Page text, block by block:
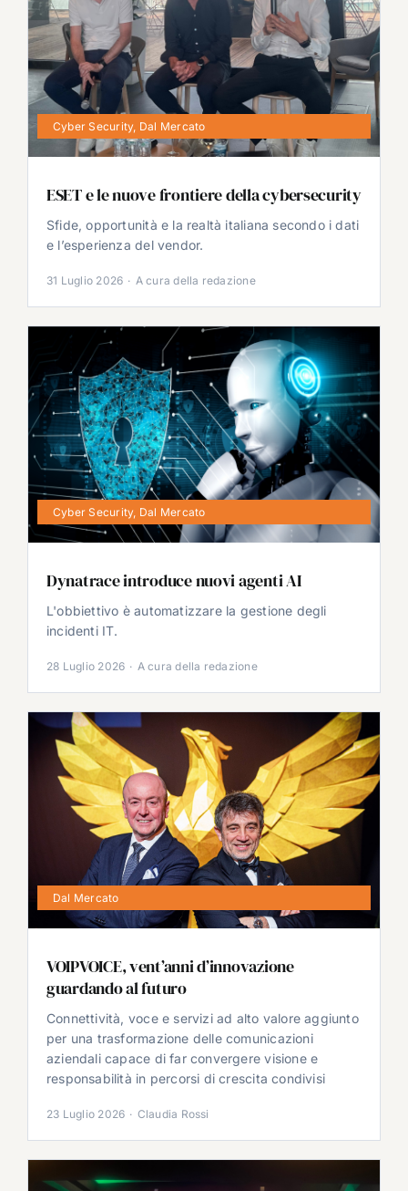
Cyber Security, Dal Mercato
ESET e le nuove frontiere della cybersecurity
Sfide, opportunità e la realtà italiana secondo i dati
e l’esperienza del vendor.
31 Luglio 2026 · A cura della redazione
Cyber Security, Dal Mercato
Dynatrace introduce nuovi agenti AI
L'obbiettivo è automatizzare la gestione degli
incidenti IT.
28 Luglio 2026 · A cura della redazione
Dal Mercato
VOIPVOICE, vent’anni d’innovazione
guardando al futuro
Connettività, voce e servizi ad alto valore aggiunto
per una trasformazione delle comunicazioni
aziendali capace di far convergere visione e
responsabilità in percorsi di crescita condivisi
23 Luglio 2026 · Claudia Rossi